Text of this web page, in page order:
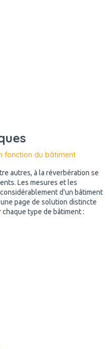
fonction du bâtiment
autres, à la réverbération se
Les mesures et les
d'un bâtiment
page de solution distincte
chaque type de bâtiment :